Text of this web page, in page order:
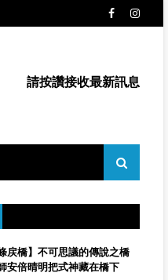
請按讚接收最新訊息
條戻橋】不可思議的傳說之橋
安倍晴明把式神藏在橋下